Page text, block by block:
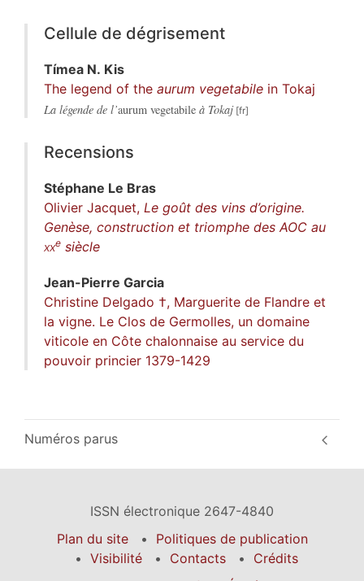
Cellule de dégrisement
Tímea N. Kis
The legend of the aurum vegetabile in Tokaj
La légende de l’aurum vegetabile à Tokaj
Recensions
Stéphane Le Bras
Olivier Jacquet, Le goût des vins d’origine.
Genèse, construction et triomphe des AOC au
xxe siècle
Jean-Pierre Garcia
Christine Delgado †, Marguerite de Flandre et
la vigne. Le Clos de Germolles, un domaine
viticole en Côte chalonnaise au service du
pouvoir princier 1379-1429
Numéros parus
ISSN électronique 2647-4840
Plan du site
Politiques de publication
Visibilité
Contacts
Crédits